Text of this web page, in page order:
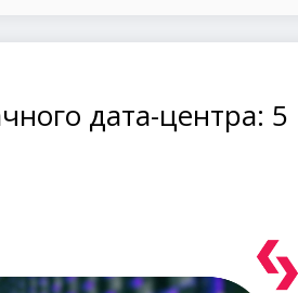
дата-центра: 5